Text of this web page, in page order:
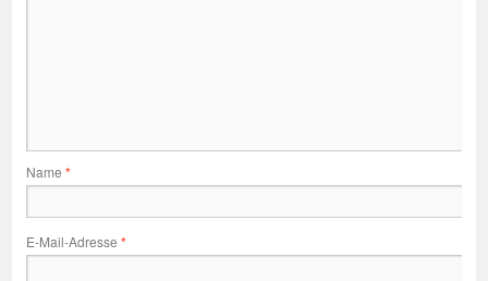
Name *
E-Mail-Adresse *